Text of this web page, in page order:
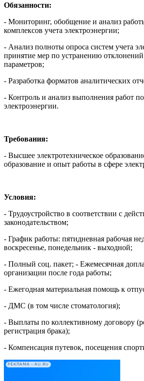
Обязанности:
- Мониторинг, обобщение и анализ
комплексов учета электроэнергии;
- Анализ полноты опроса систем учета
принятие мер по устранению
параметров;
- Разработка форматов аналитических
- Контроль и анализ выполнения работ
электроэнергии.
Требования:
- Высшее электротехническое
образование и опыт работы в сфере
Условия:
- Трудоустройство в соответствии с
законодательством;
- График работы: пятидневная рабочая
воскресенье, понедельник - выходной;
- Полный соц. пакет; - Ежемесячная
организации после года работы;
- Ежегодная материальная помощь к
- ДМС (в том числе стоматология);
- Выплаты по коллективному договору
регистрация брака);
- Компенсация путевок, посещения
РЕКЛАМА • AU.RU